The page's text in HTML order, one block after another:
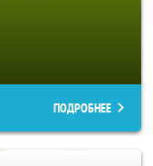
ПОДРОБНЕЕ